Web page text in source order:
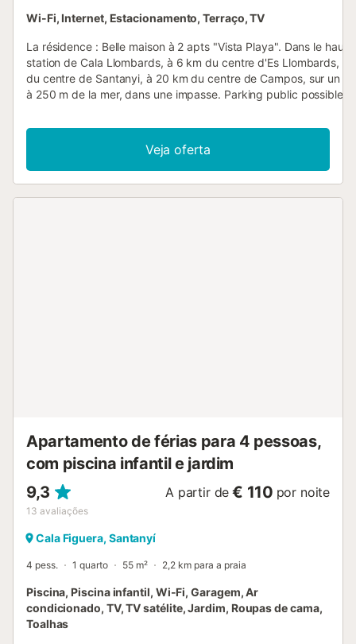
Wi-Fi, Internet, Estacionamento, Terraço, TV
La résidence : Belle maison à 2 apts "Vista Playa". Dans le haut
station de Cala Llombards, à 6 km du centre d'Es Llombards, à
du centre de Santanyi, à 20 km du centre de Campos, sur un
à 250 m de la mer, dans une impasse. Parking public possible
Llombards" 6 km, gare ferroviaire "Manacor" 35 km, plage de
"Cala Llombards" 250 m. Veuillez noter: voiture recommandée.
propriétaire habite dans la même maison. Le logement : "Vista
apt 3 pièces 60 m2, au rez-de-chaussée. Aménagement
Veja oferta
Apartamento de férias para 4 pessoas,
com piscina infantil e jardim
9,3
13 avaliações
A partir de € 110 por noite
Cala Figuera, Santanyí
4 pess. 1 quarto 55 m² 2,2 km para a praia
Piscina, Piscina infantil, Wi-Fi, Garagem, Ar
condicionado, TV, TV satélite, Jardim, Roupas de cama,
Toalhas